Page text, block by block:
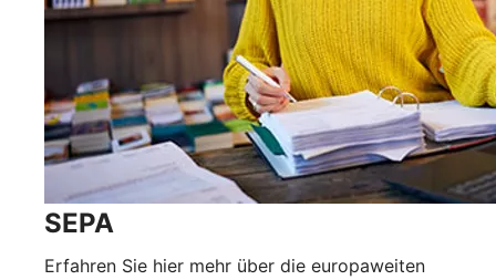
SEPA
Erfahren Sie hier mehr über die europaweiten